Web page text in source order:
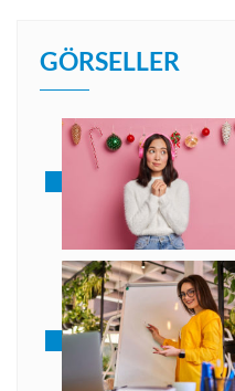
GÖRSELLER